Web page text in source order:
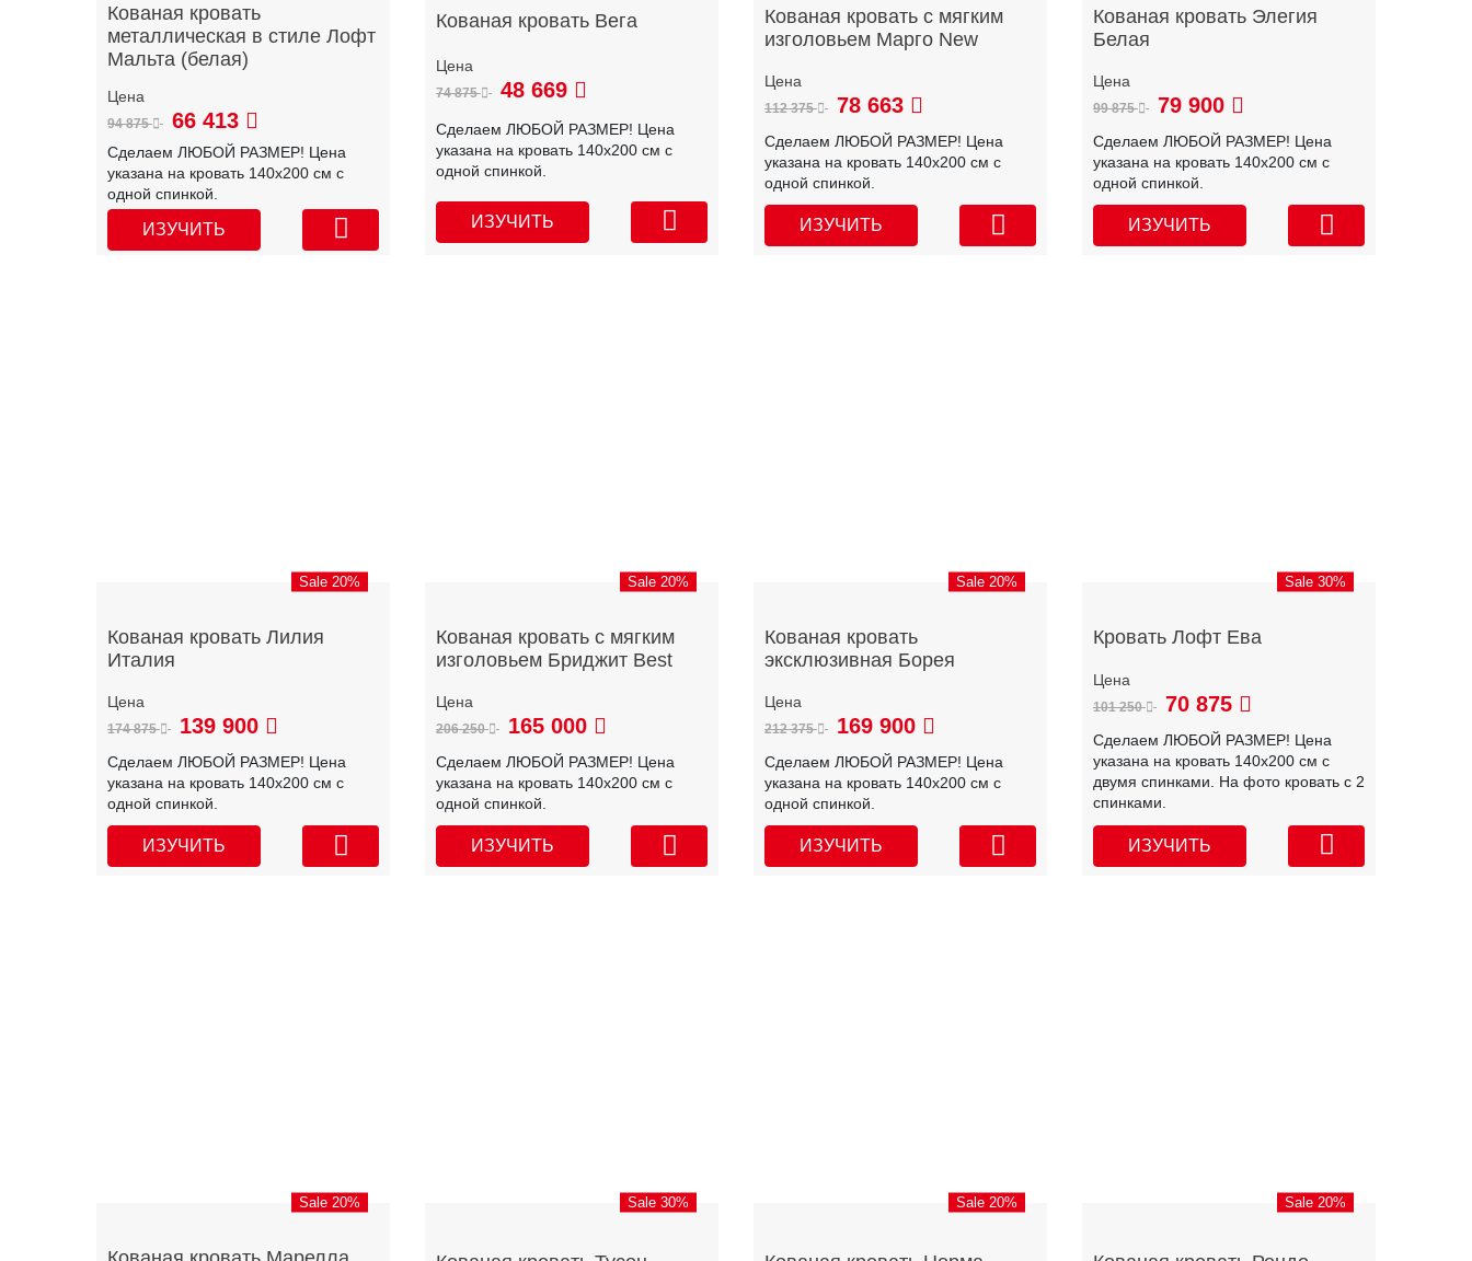
Кованая кровать
металлическая в стиле Лофт
Мальта (белая)
94 875 66 413
Сделаем ЛЮБОЙ РАЗМЕР! Цена
указана на кровать 140х200 см с
одной спинкой.
ИЗУЧИТЬ
Кованая кровать Вега
74 875 48 669
Сделаем ЛЮБОЙ РАЗМЕР! Цена
указана на кровать 140х200 см с
одной спинкой.
ИЗУЧИТЬ
Кованая кровать с мягким
изголовьем Марго New
112 375 78 663
Сделаем ЛЮБОЙ РАЗМЕР! Цена
указана на кровать 140х200 см с
одной спинкой.
ИЗУЧИТЬ
Кованая кровать Элегия
Белая
99 875 79 900
Сделаем ЛЮБОЙ РАЗМЕР! Цена
указана на кровать 140х200 см с
одной спинкой.
ИЗУЧИТЬ
Sale 20%
Кованая кровать Лилия
Италия
174 875 139 900
Сделаем ЛЮБОЙ РАЗМЕР! Цена
указана на кровать 140х200 см с
одной спинкой.
ИЗУЧИТЬ
Sale 20%
Кованая кровать с мягким
изголовьем Бриджит Best
206 250 165 000
Сделаем ЛЮБОЙ РАЗМЕР! Цена
указана на кровать 140х200 см с
одной спинкой.
ИЗУЧИТЬ
Sale 20%
Кованая кровать
эксклюзивная Борея
212 375 169 900
Сделаем ЛЮБОЙ РАЗМЕР! Цена
указана на кровать 140х200 см с
одной спинкой.
ИЗУЧИТЬ
Sale 30%
Кровать Лофт Ева
101 250 70 875
Сделаем ЛЮБОЙ РАЗМЕР! Цена
указана на кровать 140х200 см с
двумя спинками. На фото кровать с 2
спинками.
ИЗУЧИТЬ
Sale 20% Sale 30% Sale 20% Sale 20%